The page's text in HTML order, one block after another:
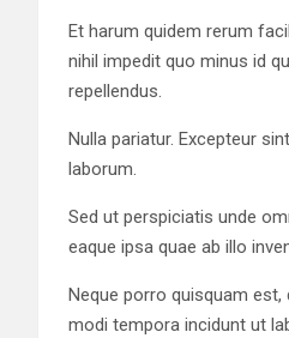
Et harum quidem rerum
nihil impedit quo minus id
repellendus.
Nulla pariatur. Excepteur
laborum.
Sed ut perspiciatis unde
eaque ipsa quae ab illo
Neque porro quisquam
modi tempora incidunt ut